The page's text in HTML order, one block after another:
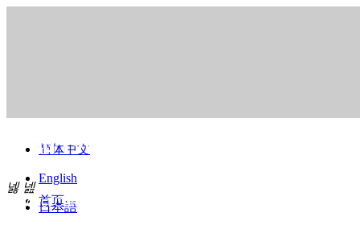
简体中文
English
日本語
首页
产品中心
Product Center
넳 넲